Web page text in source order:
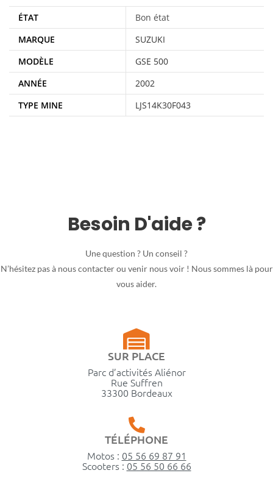
ÉTAT
Bon état
MARQUE
SUZUKI
MODÈLE
GSE 500
ANNÉE
2002
TYPE MINE
LJS14K30F043
Besoin D'aide ?
Une question ? Un conseil ?
N’hésitez pas à nous contacter ou venir nous voir ! Nous sommes là pour
vous aider.
SUR PLACE
Parc d’activités Aliénor
Rue Suffren
33300 Bordeaux
TÉLÉPHONE
Motos : 05 56 69 87 91
Scooters : 05 56 50 66 66